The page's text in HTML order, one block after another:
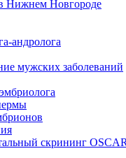
Нижнем Новгороде
андролога
мужских заболеваний
скрининг